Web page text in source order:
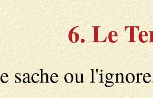
6. Le
sache ou